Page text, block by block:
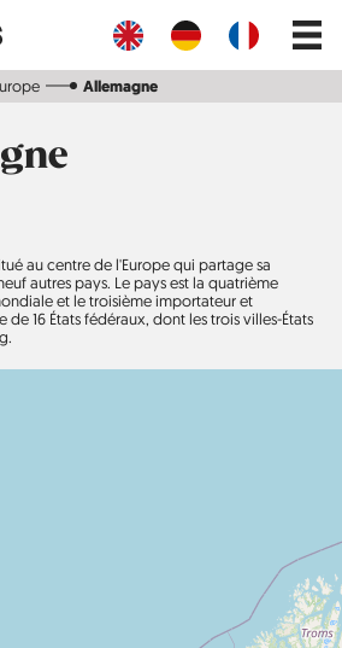
Main
Allemagne
au centre de l'Europe qui partage sa
autres pays. Le pays est la quatrième
et le troisième importateur et
16 États fédéraux, dont les trois villes-États